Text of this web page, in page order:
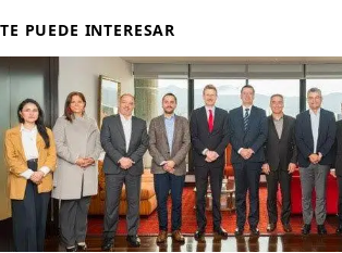
TE PUEDE INTERESAR